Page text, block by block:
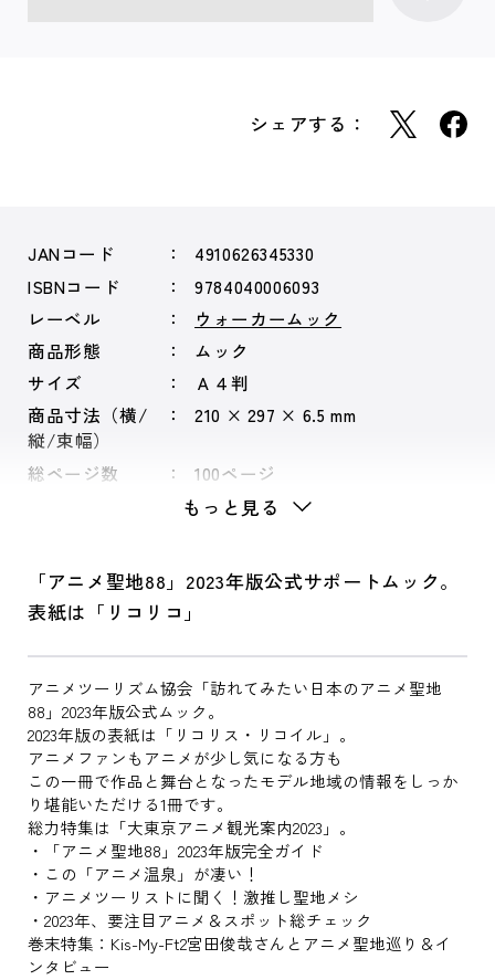
シェアする：
JANコード
4910626345330
ISBNコード
9784040006093
レーベル
ウォーカームック
商品形態
ムック
サイズ
Ａ４判
商品寸法（横/
縦/束幅）
210 × 297 × 6.5 mm
総ページ数 100ページ
もっと見る
「アニメ聖地88」2023年版公式サポートムック。
表紙は「リコリコ」
アニメツーリズム協会「訪れてみたい日本のアニメ聖地
88」2023年版公式ムック。
2023年版の表紙は「リコリス・リコイル」。
アニメファンもアニメが少し気になる方も
この一冊で作品と舞台となったモデル地域の情報をしっか
り堪能いただける1冊です。
総力特集は「大東京アニメ観光案内2023」。
・「アニメ聖地88」2023年版完全ガイド
・この「アニメ温泉」が凄い！
・アニメツーリストに聞く！激推し聖地メシ
・2023年、要注目アニメ＆スポット総チェック
巻末特集：Kis-My-Ft2宮田俊哉さんとアニメ聖地巡り＆イ
ンタビュー